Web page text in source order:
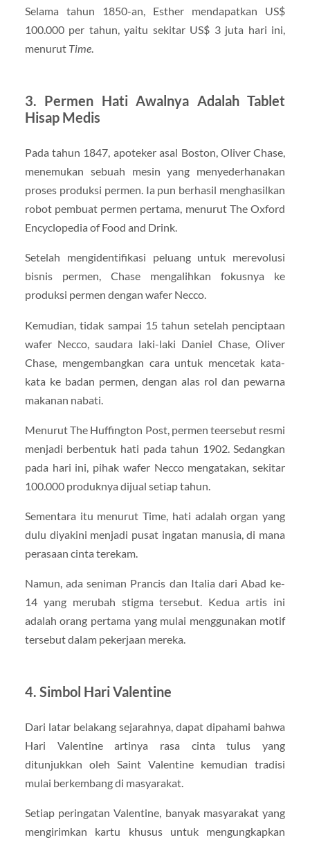
Selama tahun 1850-an, Esther mendapatkan US$
100.000 per tahun, yaitu sekitar US$ 3 juta hari ini,
menurut Time.
3. Permen Hati Awalnya Adalah Tablet
Hisap Medis
Pada tahun 1847, apoteker asal Boston, Oliver Chase,
menemukan sebuah mesin yang menyederhanakan
proses produksi permen. Ia pun berhasil menghasilkan
robot pembuat permen pertama, menurut The Oxford
Encyclopedia of Food and Drink.
Setelah mengidentifikasi peluang untuk merevolusi
bisnis permen, Chase mengalihkan fokusnya ke
produksi permen dengan wafer Necco.
Kemudian, tidak sampai 15 tahun setelah penciptaan
wafer Necco, saudara laki-laki Daniel Chase, Oliver
Chase, mengembangkan cara untuk mencetak kata-
kata ke badan permen, dengan alas rol dan pewarna
makanan nabati.
Menurut The Huffington Post, permen teersebut resmi
menjadi berbentuk hati pada tahun 1902. Sedangkan
pada hari ini, pihak wafer Necco mengatakan, sekitar
100.000 produknya dijual setiap tahun.
Sementara itu menurut Time, hati adalah organ yang
dulu diyakini menjadi pusat ingatan manusia, di mana
perasaan cinta terekam.
Namun, ada seniman Prancis dan Italia dari Abad ke-
14 yang merubah stigma tersebut. Kedua artis ini
adalah orang pertama yang mulai menggunakan motif
tersebut dalam pekerjaan mereka.
4. Simbol Hari Valentine
Dari latar belakang sejarahnya, dapat dipahami bahwa
Hari Valentine artinya rasa cinta tulus yang
ditunjukkan oleh Saint Valentine kemudian tradisi
mulai berkembang di masyarakat.
Setiap peringatan Valentine, banyak masyarakat yang
mengirimkan kartu khusus untuk mengungkapkan